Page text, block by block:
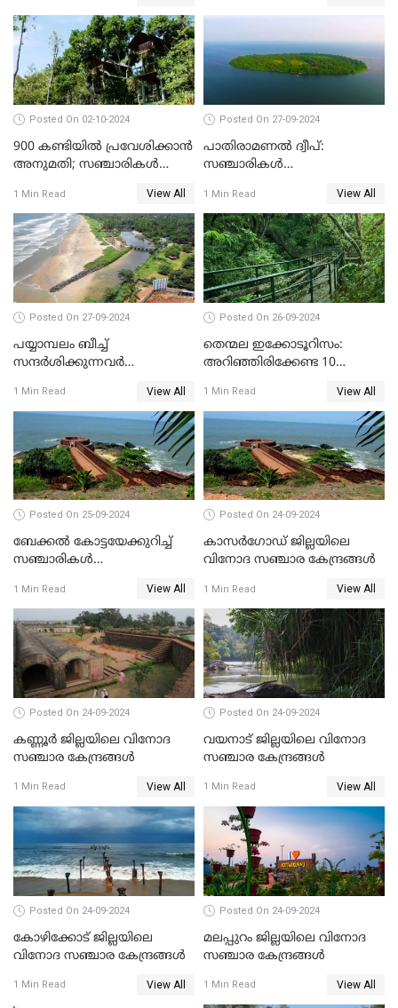
തീരദേശ ജല ഗുണനിലവാര
സൂചികയില്‍ ഒന്നാമത്
Posted On 02-10-2024
900 കണ്ടിയിൽ പ്രവേശിക്കാൻ
അനുമതി; സഞ്ചാരികൾ
കാര്യങ്ങൾ
1 Min Read View All
Posted On 27-09-2024
പാതിരാമണൽ ദ്വീപ്:
സഞ്ചാരികൾ
കാര്യങ്ങൾ
1 Min Read View All
Posted On 27-09-2024
പയ്യാമ്പലം ബീച്ച്
സന്ദർശിക്കുന്നവർ
കാര്യങ്ങൾ
1 Min Read View All
Posted On 26-09-2024
തെന്മല ഇക്കോടൂറിസം:
അറിഞ്ഞിരിക്കേണ്ട 10
1 Min Read View All
Posted On 25-09-2024
ബേക്കൽ കോട്ടയേക്കുറിച്ച്
സഞ്ചാരികൾ
കാര്യങ്ങൾ
1 Min Read View All
Posted On 24-09-2024
കാസർഗോഡ് ജില്ലയിലെ
വിനോദ സഞ്ചാര കേന്ദ്രങ്ങൾ
1 Min Read View All
Posted On 24-09-2024
കണ്ണൂർ ജില്ലയിലെ വിനോദ
സഞ്ചാര കേന്ദ്രങ്ങൾ
1 Min Read View All
Posted On 24-09-2024
വയനാട് ജില്ലയിലെ വിനോദ
സഞ്ചാര കേന്ദ്രങ്ങൾ
1 Min Read View All
Posted On 24-09-2024
കോഴിക്കോട് ജില്ലയിലെ
വിനോദ സഞ്ചാര കേന്ദ്രങ്ങൾ
1 Min Read View All
Posted On 24-09-2024
മലപ്പുറം ജില്ലയിലെ വിനോദ
സഞ്ചാര കേന്ദ്രങ്ങൾ
1 Min Read View All